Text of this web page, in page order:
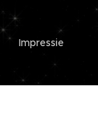
Impressie